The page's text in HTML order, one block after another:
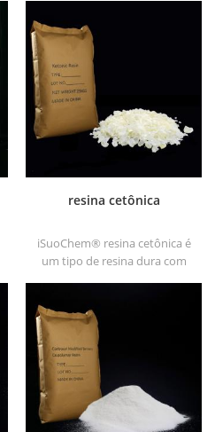
tintas plásticas, tintas
plásticas, etc
resina cetônica
iSuoChem® resina cetônica é
um tipo de resina dura com
e é solúvel em qualquer
solvente usado na indústria
de revestimento, exceto o
alcano graxo e a água.